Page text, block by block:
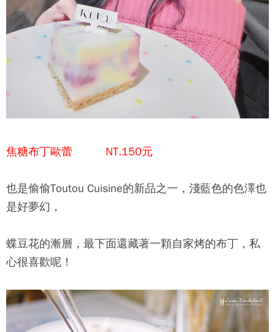
焦糖布丁歐蕾 NT.150元
也是偷偷Toutou Cuisine的新品之一，淺藍色的色澤也
是好夢幻，
蝶豆花的漸層，最下面還藏著一顆自家烤的布丁，私
心很喜歡呢！